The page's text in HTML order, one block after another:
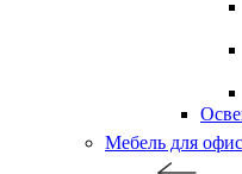
Мебель для